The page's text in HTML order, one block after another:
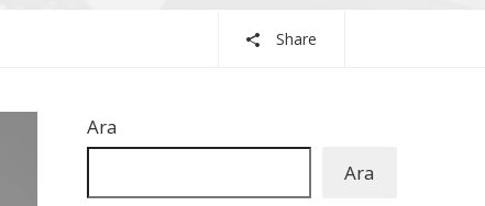
Share
Ara
Ara